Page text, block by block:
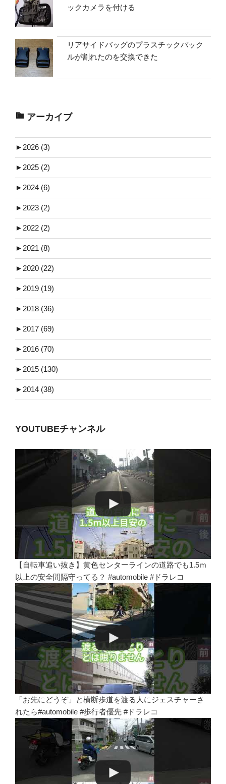
ックカメラを付ける
リアサイドバッグのプラスチックバック
ルが割れたのを交換できた
アーカイブ
►2026 (3)
►2025 (2)
►2024 (6)
►2023 (2)
►2022 (2)
►2021 (8)
►2020 (22)
►2019 (19)
►2018 (36)
►2017 (69)
►2016 (70)
►2015 (130)
►2014 (38)
YOUTUBEチャンネル
【自転車追い抜き】黄色センターラインの道路でも1.5ｍ
以上の安全間隔守ってる？ #automobile #ドラレコ
「お先にどうぞ」と横断歩道を渡る人にジェスチャーさ
れたら#automobile #歩行者優先 #ドラレコ